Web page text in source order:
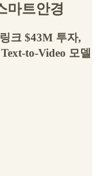
마트안경
크 $43M 투자,
to-Video 모델